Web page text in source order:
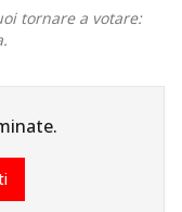
tornare a votare: